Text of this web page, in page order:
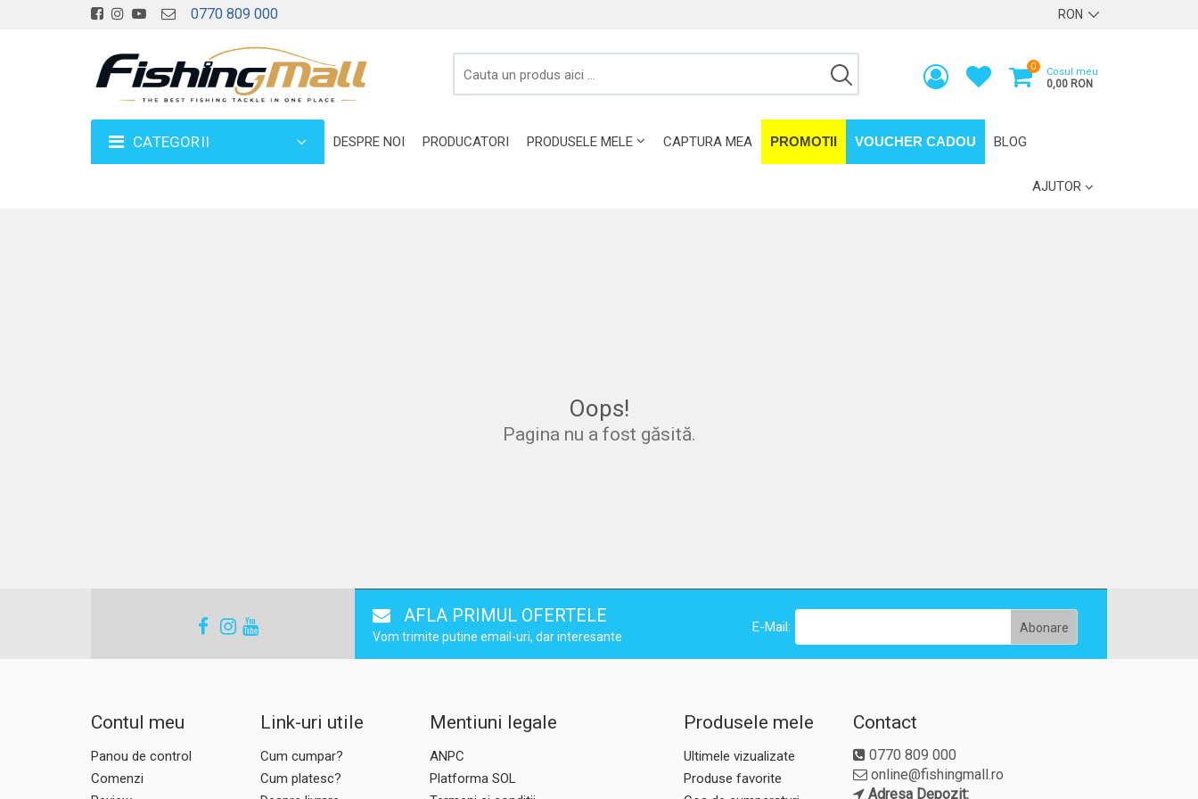
0770 809 000
0 Cosul meu
0,00 RON
CATEGORII DESPRE NOI PRODUCATORI PRODUSELE MELE CAPTURA MEA PROMOTII VOUCHER CADOU BLOG
AJUTOR
404
Oops!
Pagina nu a fost găsită.
AFLA PRIMUL OFERTELE
Vom trimite putine email-uri, dar interesante
E-Mail:
Contul meu
Panou de control
Comenzi
Link-uri utile
Cum cumpar?
Cum platesc?
Mentiuni legale
ANPC
Platforma SOL
Produsele mele
Ultimele vizualizate
Produse favorite
Contact
0770 809 000
online@fishingmall.ro
Adresa Depozit: